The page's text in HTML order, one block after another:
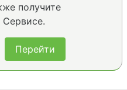
получите
Сервисе.
Перейти